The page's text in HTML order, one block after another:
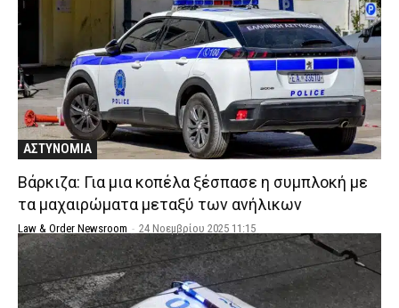
ΑΣΤΥΝΟΜΙΑ
Βάρκιζα: Για μια κοπέλα ξέσπασε η συμπλοκή με
τα μαχαιρώματα μεταξύ των ανήλικων
Law & Order Newsroom - 24 Νοεμβρίου 2025 11:15